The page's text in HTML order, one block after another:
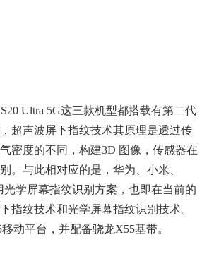
Ultra 5G这三款机型都搭载有第二代
超声波屏下指纹技术其原理是透过传
密度的不同，构建3D 图像，传感器在
。与此相对应的是，华为、小米、
学屏幕指纹识别方案，也即在当前的
指纹技术和光学屏幕指纹识别技术。
动平台，并配备骁龙X55基带。